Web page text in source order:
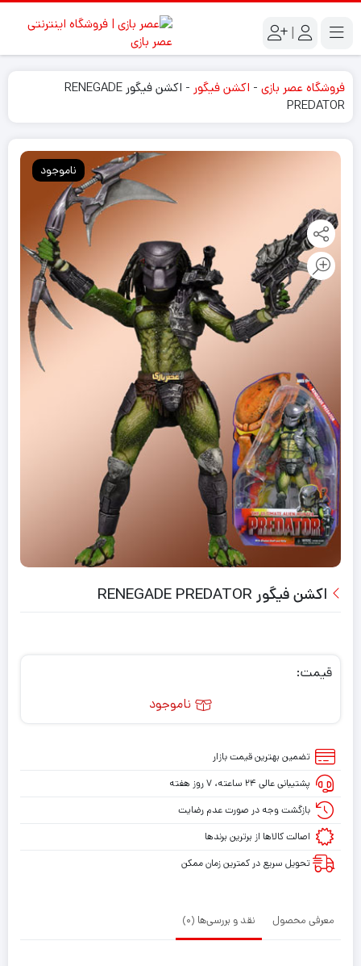
|
فروشگاه عصر بازی - اکشن فیگور -
اکشن فیگور RENEGADE
PREDATOR
ناموجود
اکشن فیگور RENEGADE PREDATOR
قیمت:
ناموجود
تضمین بهترین قیمت بازار
پشتیبانی عالی ۲۴ ساعته، ۷ روز هفته
بازگشت وجه در صورت عدم رضایت
اصالت کالاها از برترین برندها
تحویل سریع در کمترین زمان ممکن
معرفی محصول نقد و بررسی‌ها (0)